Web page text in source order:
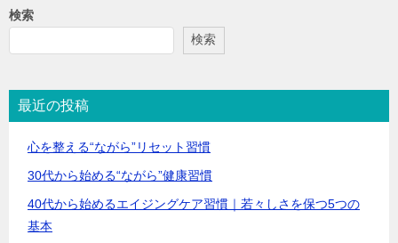
検索
検索
最近の投稿
心を整える“ながら”リセット習慣
30代から始める“ながら”健康習慣
40代から始めるエイジングケア習慣｜若々しさを保つ5つの
基本